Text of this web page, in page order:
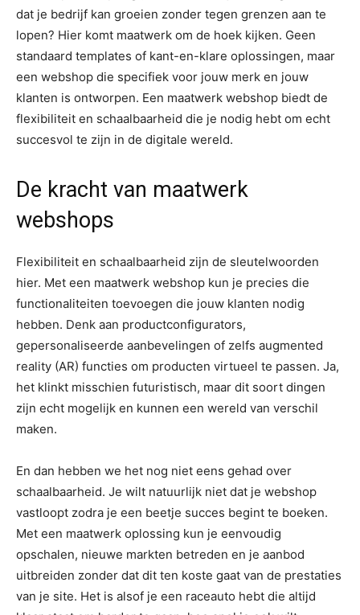
dat je bedrijf kan groeien zonder tegen grenzen aan te
lopen? Hier komt maatwerk om de hoek kijken. Geen
standaard templates of kant-en-klare oplossingen, maar
een webshop die specifiek voor jouw merk en jouw
klanten is ontworpen. Een maatwerk webshop biedt de
flexibiliteit en schaalbaarheid die je nodig hebt om echt
succesvol te zijn in de digitale wereld.
De kracht van maatwerk
webshops
Flexibiliteit en schaalbaarheid zijn de sleutelwoorden
hier. Met een maatwerk webshop kun je precies die
functionaliteiten toevoegen die jouw klanten nodig
hebben. Denk aan productconfigurators,
gepersonaliseerde aanbevelingen of zelfs augmented
reality (AR) functies om producten virtueel te passen. Ja,
het klinkt misschien futuristisch, maar dit soort dingen
zijn echt mogelijk en kunnen een wereld van verschil
maken.
En dan hebben we het nog niet eens gehad over
schaalbaarheid. Je wilt natuurlijk niet dat je webshop
vastloopt zodra je een beetje succes begint te boeken.
Met een maatwerk oplossing kun je eenvoudig
opschalen, nieuwe markten betreden en je aanbod
uitbreiden zonder dat dit ten koste gaat van de prestaties
van je site. Het is alsof je een raceauto hebt die altijd